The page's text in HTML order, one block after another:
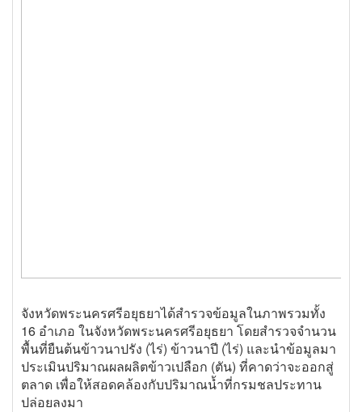
จังหวัดพระนครศรีอยุธยาได้สำรวจข้อมูลในภาพรวมทั้ง
16 อำเภอ ในจังหวัดพระนครศรีอยุธยา โดยสำรวจจำนวน
พื้นที่ยืนต้นข้าวนาปรัง (ไร่) ข้าวนาปี (ไร่) และนำข้อมูลมา
ประเมินปริมาณผลผลิตข้าวเปลือก (ตัน) ที่คาดว่าจะออกสู่
ตลาด เพื่อให้สอดคล้องกับปริมาณน้ำที่กรมชลประทาน
ปล่อยลงมา